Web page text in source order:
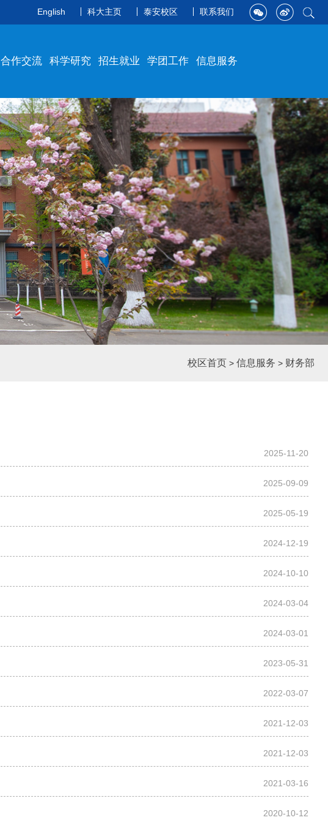
English 科大主页 泰安校区 联系我们
合作交流 科学研究 招生就业 学团工作 信息服务
校区首页 > 信息服务 > 财务部
2025-11-20
2025-09-09
2025-05-19
2024-12-19
2024-10-10
2024-03-04
2024-03-01
2023-05-31
2022-03-07
2021-12-03
2021-12-03
2021-03-16
2020-10-12